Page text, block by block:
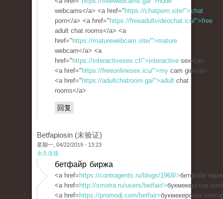
webcams</a> <a href=" https://chatporn.site/">chat
porn</a> <a href=" https://freeadultvideochat.icu/">free
adult chat rooms</a> <a
href=" https://maturewebcam.site/">mature
webcam</a> <a
href=" https://interactivesex.cf/">interactive sex</a>
<a href=" https://freeonlinesex.icu/">my cam girl</a>
<a href=" https://adultchatroom.ga/">adult chat
rooms</a>
回复
Betfapiosin (未验证)
星期一, 04/22/2019 - 13:23
永久连接
бетфайр биржа
<a href= https://contragents.ru/blogs/1968/>бетфайр
<a href= http://smotra.ru/users/betfair/>букмекерская
<a href= https://promodj.com/betfair>букмекерская